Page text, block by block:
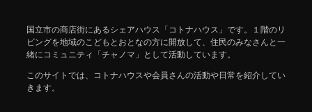
国立市の商店街にあるシェアハウス「コトナハウス」です。１階のリ
ビングを地域のこどもとおとなの方に開放して、住民のみなさんと一
緒にコミュニティ「チャノマ」として活動しています。
このサイトでは、コトナハウスや会員さんの活動や日常を紹介してい
きます。